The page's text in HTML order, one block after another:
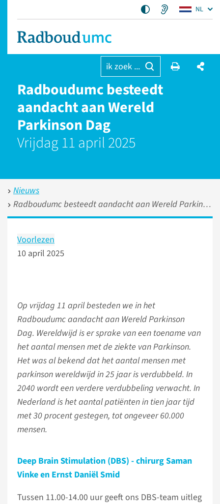
NL
ik zoek ...
Radboudumc besteedt
aandacht aan Wereld
Parkinson Dag
Vrijdag 11 april 2025
Nieuws
Radboudumc besteedt aandacht aan Wereld Parkinson Dag
Voorlezen
10 april 2025
Op vrijdag 11 april besteden we in het
Radboudumc aandacht aan Wereld Parkinson
Dag. Wereldwijd is er sprake van een toename van
het aantal mensen met de ziekte van Parkinson.
Het was al bekend dat het aantal mensen met
parkinson wereldwijd in 25 jaar is verdubbeld. In
2040 wordt een verdere verdubbeling verwacht. In
Nederland is het aantal patiënten in tien jaar tijd
met 30 procent gestegen, tot ongeveer 60.000
mensen.
Deep Brain Stimulation (DBS) - chirurg Saman
Vinke en Ernst Daniël Smid
Tussen 11.00-14.00 uur geeft ons DBS-team uitleg